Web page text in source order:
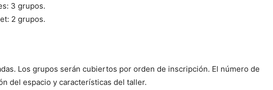
3 grupos.
2 grupos.
Los grupos serán cubiertos por orden de inscripción. El número de
del espacio y características del taller.